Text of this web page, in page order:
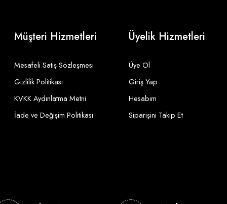
Müşteri Hizmetleri
Mesafeli Satış Sözleşmesi
Gizlilik Politikası
KVKK Aydınlatma Metni
İade ve Değişim Politikası
Üyelik Hizmetleri
Üye Ol
Giriş Yap
Hesabım
Siparişini Takip Et